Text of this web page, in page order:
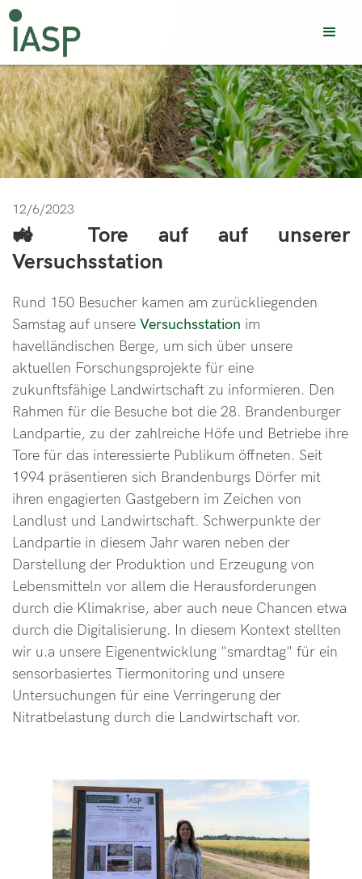
12/6/2023
🚜 Tore auf auf unserer
Versuchsstation
Rund 150 Besucher kamen am zurückliegenden
Samstag auf unsere Versuchsstation im
havelländischen Berge, um sich über unsere
aktuellen Forschungsprojekte für eine
zukunftsfähige Landwirtschaft zu informieren. Den
Rahmen für die Besuche bot die 28. Brandenburger
Landpartie, zu der zahlreiche Höfe und Betriebe ihre
Tore für das interessierte Publikum öffneten. Seit
1994 präsentieren sich Brandenburgs Dörfer mit
ihren engagierten Gastgebern im Zeichen von
Landlust und Landwirtschaft. Schwerpunkte der
Landpartie in diesem Jahr waren neben der
Darstellung der Produktion und Erzeugung von
Lebensmitteln vor allem die Herausforderungen
durch die Klimakrise, aber auch neue Chancen etwa
durch die Digitalisierung. In diesem Kontext stellten
wir u.a unsere Eigenentwicklung "smardtag" für ein
sensorbasiertes Tiermonitoring und unsere
Untersuchungen für eine Verringerung der
Nitratbelastung durch die Landwirtschaft vor.